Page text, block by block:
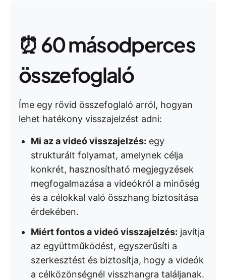
⏰ 60 másodperces
összefoglaló
Íme egy rövid összefoglaló arról, hogyan
lehet hatékony visszajelzést adni:
Mi az a videó visszajelzés: egy
strukturált folyamat, amelynek célja
konkrét, hasznosítható megjegyzések
megfogalmazása a videókról a minőség
és a célokkal való összhang biztosítása
érdekében.
Miért fontos a videó visszajelzés: javítja
az együttműködést, egyszerűsíti a
szerkesztést és biztosítja, hogy a videók
a célközönségnél visszhangra találjanak.